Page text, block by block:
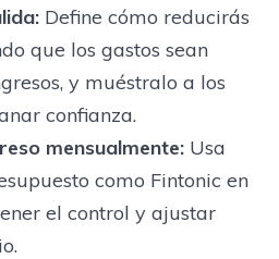
Define cómo reducirás
que los gastos sean
y muéstralo a los
confianza.
mensualmente:Usa
como Fintonic en
el control y ajustar